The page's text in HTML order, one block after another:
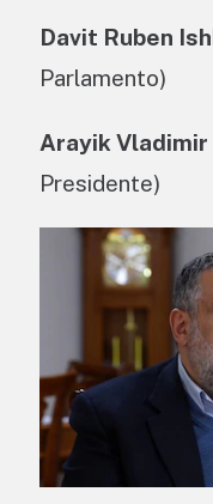
Davit Ruben
Parlamento)
Arayik
Presidente)